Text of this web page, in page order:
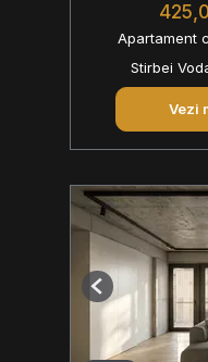
Apartament
Stirbei
Vezi
Previous